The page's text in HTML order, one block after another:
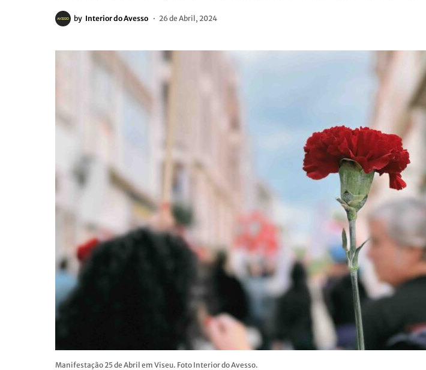
by Interior do Avesso 26 de Abril, 2024
Manifestação 25 de Abril em Viseu. Foto Interior do Avesso.